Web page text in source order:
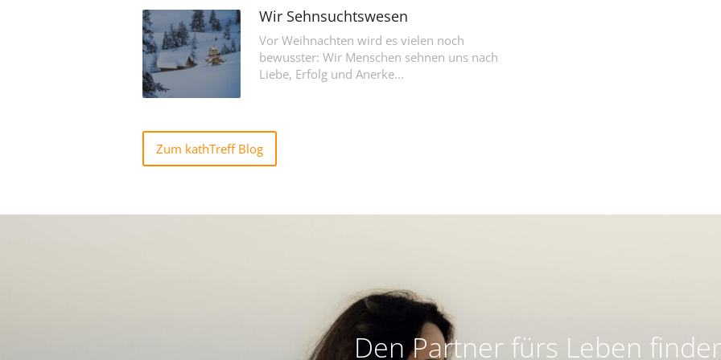
Wir Sehnsuchtswesen
Vor Weihnachten wird es vielen noch
bewusster: Wir Menschen sehnen uns nach
Liebe, Erfolg und Anerke...
Zum kathTreff Blog
Den Partner fürs Leben